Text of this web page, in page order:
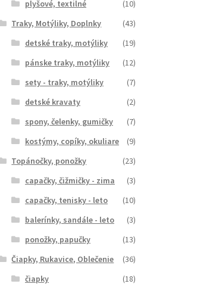
plyšové, textilné
(10)
Traky, Motýliky, Doplnky
(43)
detské traky, motýliky
(19)
pánske traky, motýliky
(12)
sety - traky, motýliky
(7)
detské kravaty
(2)
spony, čelenky, gumičky
(7)
kostýmy, copíky, okuliare
(9)
Topánočky, ponožky
(23)
capačky, čižmičky - zima
(3)
capačky, tenisky - leto
(10)
balerínky, sandále - leto
(3)
ponožky, papučky
(13)
Čiapky, Rukavice, Oblečenie
(36)
čiapky
(18)